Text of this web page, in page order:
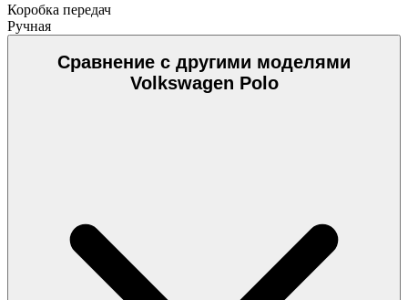
Коробка передач
Ручная
Сравнение с другими моделями
Volkswagen Polo